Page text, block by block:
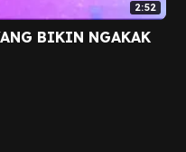
2:52
BIKIN NGAKAK